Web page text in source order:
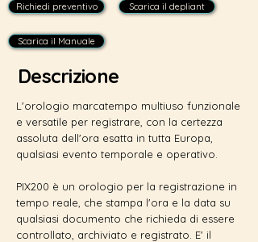
Richiedi preventivo Scarica il depliant
Scarica il Manuale
Descrizione
L'orologio marcatempo multiuso funzionale
e versatile per registrare, con la certezza
assoluta dell'ora esatta in tutta Europa,
qualsiasi evento temporale e operativo.
PIX200 è un orologio per la registrazione in
tempo reale, che stampa l'ora e la data su
qualsiasi documento che richieda di essere
controllato, archiviato e registrato. E' il